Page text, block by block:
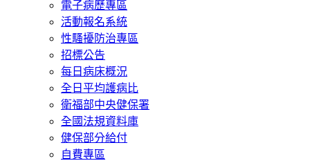
電子病歷專區
活動報名系統
性騷擾防治專區
招標公告
每日病床概況
全日平均護病比
衛福部中央健保署
全國法規資料庫
健保部分給付
自費專區